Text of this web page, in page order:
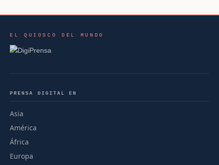
EL QUIOSCO DEL MUNDO
PRENSA DIGITAL EN
Asia
América
África
Europa